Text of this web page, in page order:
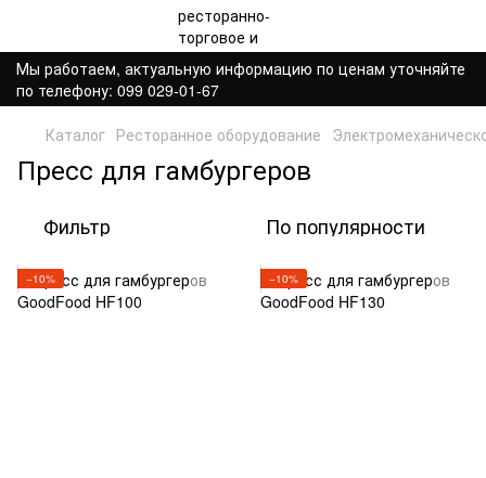
Мы работаем, актуальную информацию по ценам уточняйте
по телефону: 099 029-01-67
Каталог Ресторанное оборудование
Пресс для гамбургеров
Фильтр По популярности
−10% −10%